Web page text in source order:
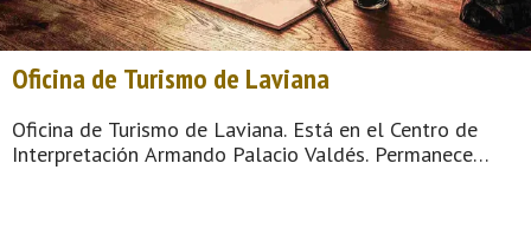
Oficina de Turismo de Laviana
Oficina de Turismo de Laviana. Está en el Centro de
Interpretación Armando Palacio Valdés. Permanece